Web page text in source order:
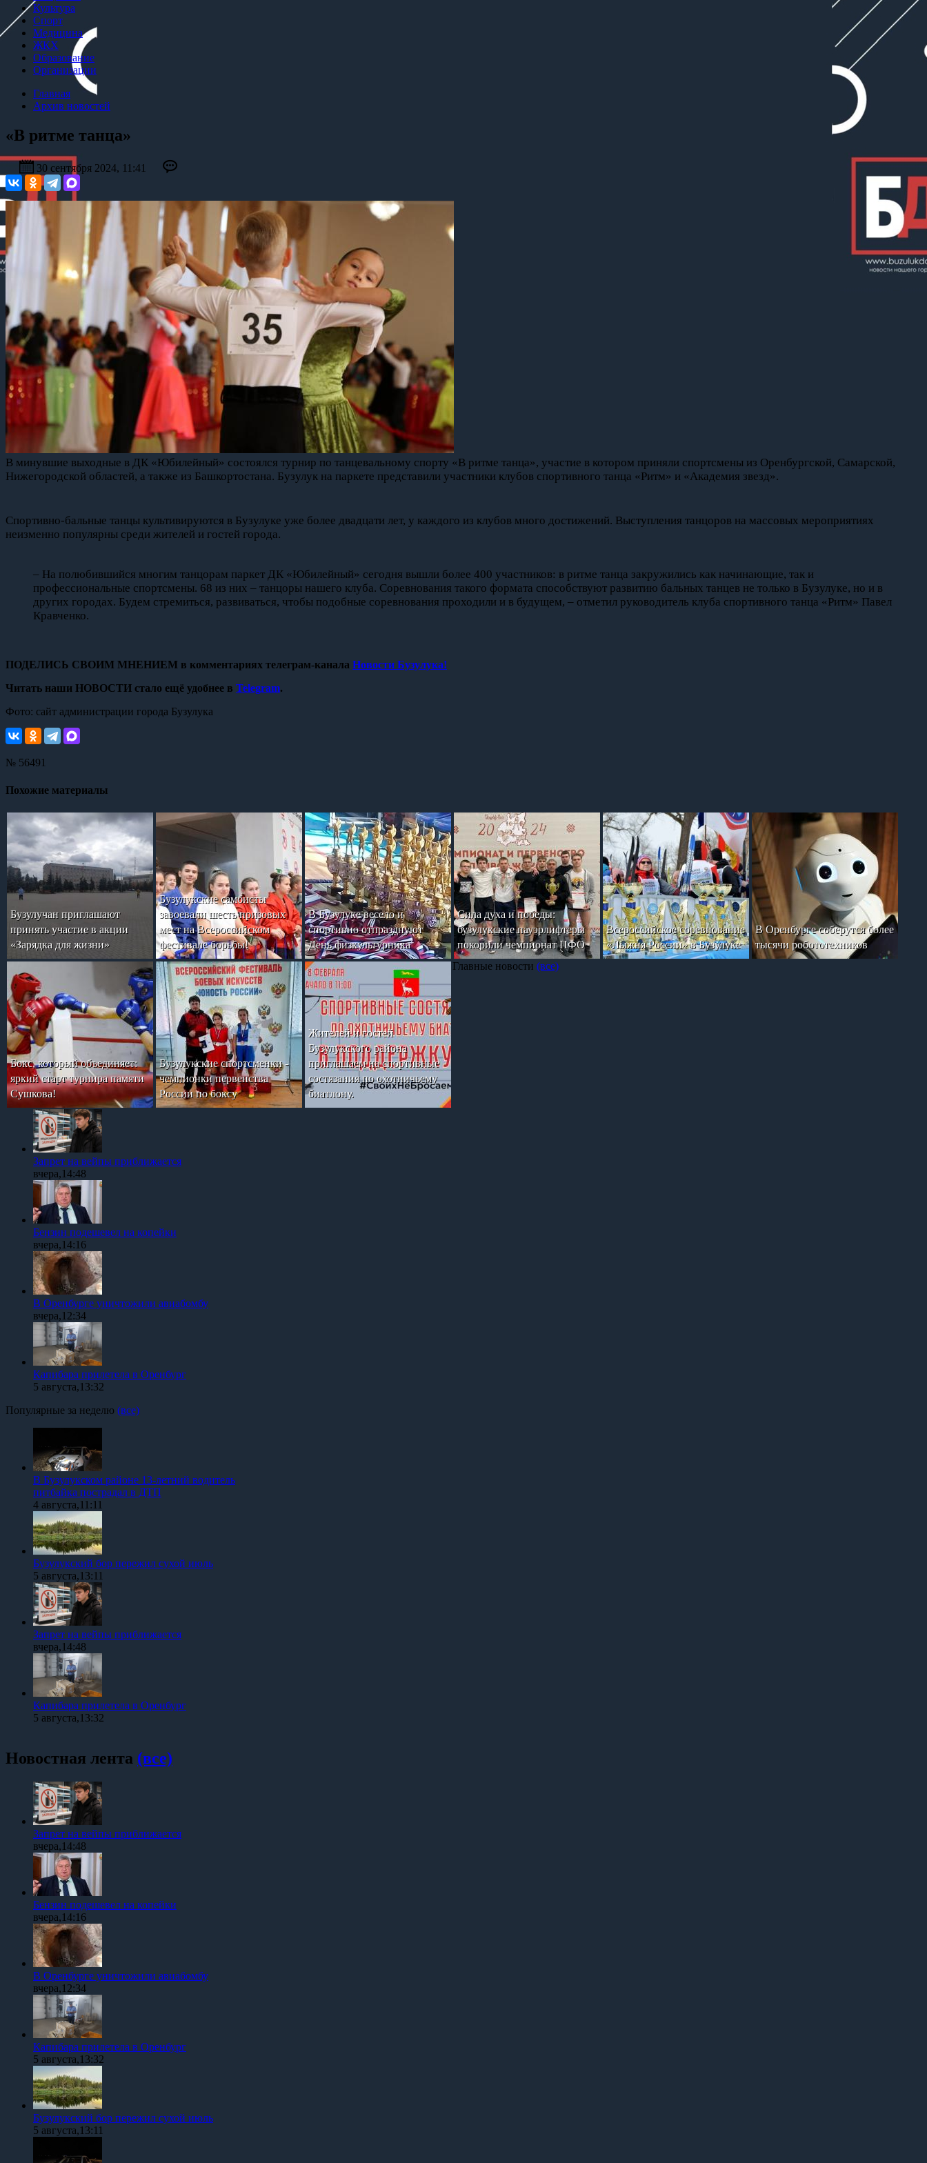
Культура
Спорт
Медицина
ЖКХ
Образование
Организации
Главная
Архив новостей
«В ритме танца»
30 сентября 2024, 11:41
В минувшие выходные в ДК «Юбилейный» состоялся турнир по танцевальному спорту «В ритме танца», участие в котором приняли спортсмены из Оренбургской, Самарской,
Нижегородской областей, а также из Башкортостана. Бузулук на паркете представили участники клубов спортивного танца «Ритм» и «Академия звезд».
Спортивно-бальные танцы культивируются в Бузулуке уже более двадцати лет, у каждого из клубов много достижений. Выступления танцоров на массовых мероприятиях
неизменно популярны среди жителей и гостей города.
– На полюбившийся многим танцорам паркет ДК «Юбилейный» сегодня вышли более 400 участников: в ритме танца закружились как начинающие, так и
профессиональные спортсмены. 68 из них – танцоры нашего клуба. Соревнования такого формата способствуют развитию бальных танцев не только в Бузулуке, но и в
других городах. Будем стремиться, развиваться, чтобы подобные соревнования проходили и в будущем, – отметил руководитель клуба спортивного танца «Ритм» Павел
Кравченко.
ПОДЕЛИСЬ СВОИМ МНЕНИЕМ в комментариях телеграм-канала Новости Бузулука!
Читать наши НОВОСТИ стало ещё удобнее в Telegram.
Фото: сайт администрации города Бузулука
№ 56491
Похожие материалы
Бузулучан приглашают
принять участие в акции
«Зарядка для жизни»
Бузулукские самбисты
завоевали шесть призовых
мест на Всероссийском
фестивале борьбы!
В Бузулуке весело и
спортивно отпразднуют
День физкультурника
Сила духа и победы:
бузулукские пауэрлифтеры
покорили чемпионат ПФО
Всероссийское соревнование
«Лыжня России» в Бузулуке
В Оренбурге соберутся более
тысячи робототехников
Бокс, который объединяет:
яркий старт турнира памяти
Сушкова!
Бузулукские спортсменки -
чемпионки первенства
России по боксу
Жителей и гостей
Бузулукского района
приглашаем на спортивные
состязания по охотничьему
биатлону.
Главные новости (все)
Запрет на вейпы приближается
вчера,14:48
Бензин подешевел на копейки
вчера,14:16
В Оренбурге уничтожили авиабомбу
вчера,12:34
Капибара прилетела в Оренбург
5 августа,13:32
Популярные за неделю (все)
В Бузулукском районе 13-летний водитель
питбайка пострадал в ДТП
4 августа,11:11
Бузулукский бор пережил сухой июль
5 августа,13:11
Запрет на вейпы приближается
вчера,14:48
Капибара прилетела в Оренбург
5 августа,13:32
Новостная лента (все)
Запрет на вейпы приближается
вчера,14:48
Бензин подешевел на копейки
вчера,14:16
В Оренбурге уничтожили авиабомбу
вчера,12:34
Капибара прилетела в Оренбург
5 августа,13:32
Бузулукский бор пережил сухой июль
5 августа,13:11